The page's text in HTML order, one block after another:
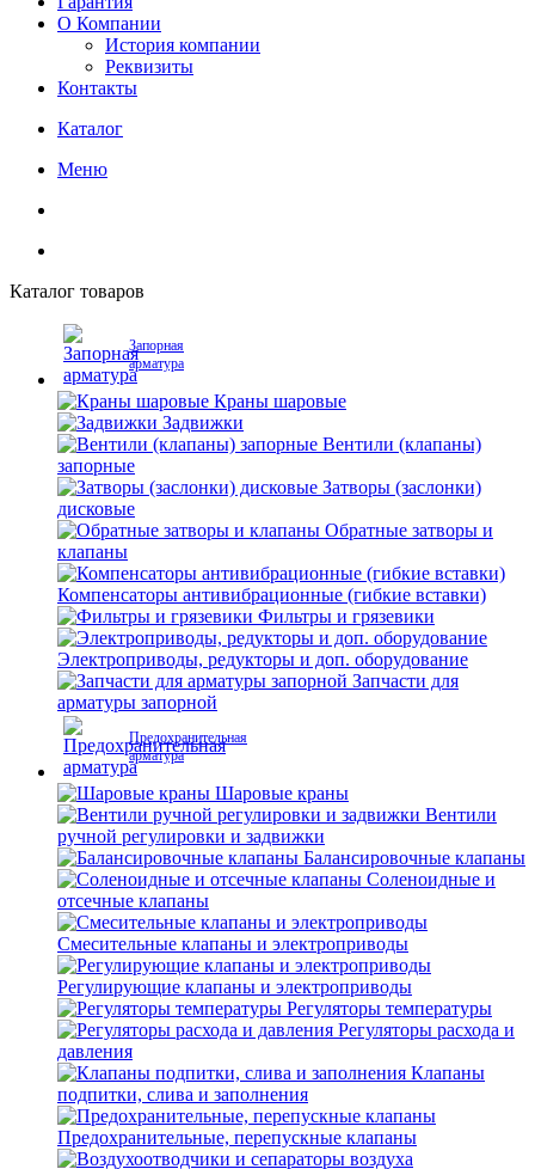
О Компании
История компании
Реквизиты
Контакты
Каталог
Меню
Каталог товаров
Запорная
арматура
Краны шаровые
Задвижки
Вентили (клапаны)
запорные
Затворы (заслонки)
дисковые
Обратные затворы и
клапаны
Компенсаторы антивибрационные (гибкие вставки)
Фильтры и грязевики
Электроприводы, редукторы и доп. оборудование
Запчасти для
арматуры запорной
Предохранительная
арматура
Шаровые краны
Вентили
ручной регулировки и задвижки
Балансировочные клапаны
Соленоидные и
отсечные клапаны
Смесительные клапаны и электроприводы
Регулирующие клапаны и электроприводы
Регуляторы температуры
Регуляторы расхода и
давления
Клапаны
подпитки, слива и заполнения
Предохранительные, перепускные клапаны